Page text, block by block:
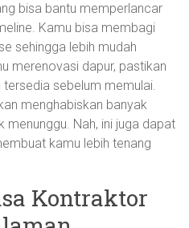
bisa bantu memperlancar
Kamu bisa membagi
sehingga lebih mudah
merenovasi dapur, pastikan
sebelum memulai.
menghabiskan banyak
menunggu. Nah, ini juga dapat
kamu lebih tenang
Kontraktor